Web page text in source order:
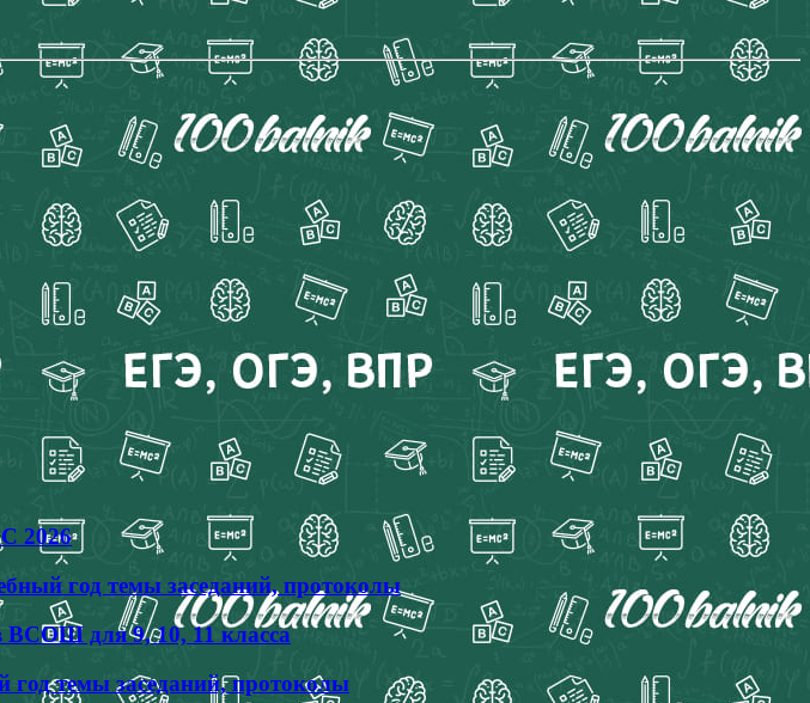
2026
год темы заседаний, протоколы
ВСОШ для 9, 10, 11 класса
темы заседаний, протоколы